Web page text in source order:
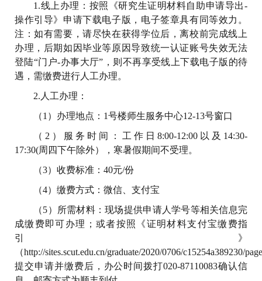
1.线上办理：按照《研究生证明材料自助申请导出-
操作引导》申请下载电子版，电子签章具有同等效力。
注：如有需要，请尽快在获得学位后，离校前完成线上
办理，后期如因毕业等原因导致统一认证账号失效无法
登陆“门户-办事大厅”，则不再享受线上下载电子版的待
遇，需缴费进行人工办理。
2.人工办理：
（1）办理地点：1号楼师生服务中心12-13号窗口
（2）服务时间：工作日8:00-12:00以及14:30-
17:30(周四下午除外），寒暑假期间不受理。
（3）收费标准：40元/份
（4）缴费方式：微信、支付宝
（5）所需材料：现场提供申请人学号等相关信息完
成缴费即可办理；或者按照《证明材料支付宝缴费指
引》
（http://sites.scut.edu.cn/graduate/2020/0706/c15254a389230/
提交申请并缴费后，办公时间拨打020-87110083确认信